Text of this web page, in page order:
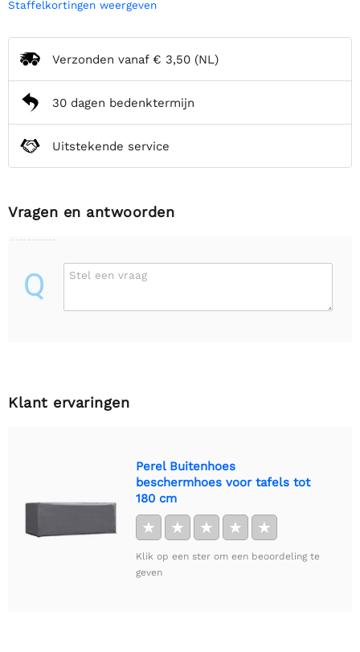
Staffelkortingen weergeven
Verzonden vanaf € 3,50 (NL)
30 dagen bedenktermijn
Uitstekende service
Vragen en antwoorden
Q Stel een vraag
Klant ervaringen
Perel Buitenhoes
beschermhoes voor tafels tot
180 cm
★ ★ ★ ★ ★
Klik op een ster om een beoordeling te
geven